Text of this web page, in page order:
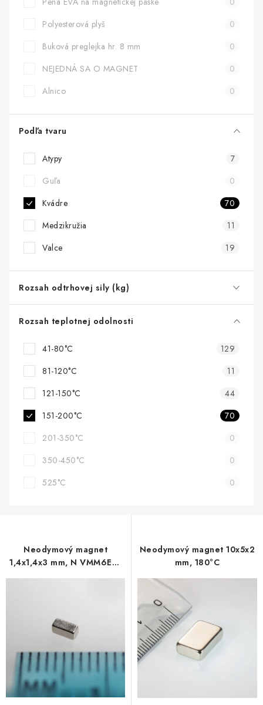
Polyesterová plyš
0
Buková preglejka hr. 8 mm
0
NEJEDNÁ SA O MAGNET
0
Alnico
0
Podľa tvaru
Atypy
7
Guľa
0
Kvádre
70
Medzikružia
11
Valce
19
Rozsah odtrhovej sily (kg)
Rozsah teplotnej odolnosti
41-80°C
129
81-120°C
11
121-150°C
44
151-200°C
70
201-350°C
0
350-450°C
0
525°C
0
Neodymový magnet
1,4x1,4x3 mm, N VMM6EH-
200 °C
Neodymový magnet 10x5x2
mm, 180°C